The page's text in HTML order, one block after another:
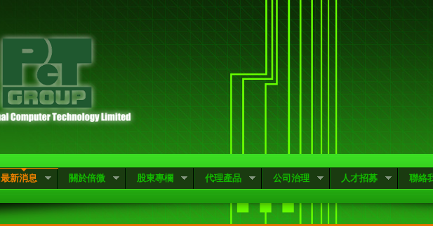
最新消息 關於倍微 股東專欄 代理產品 公司治理 人才招募 聯絡